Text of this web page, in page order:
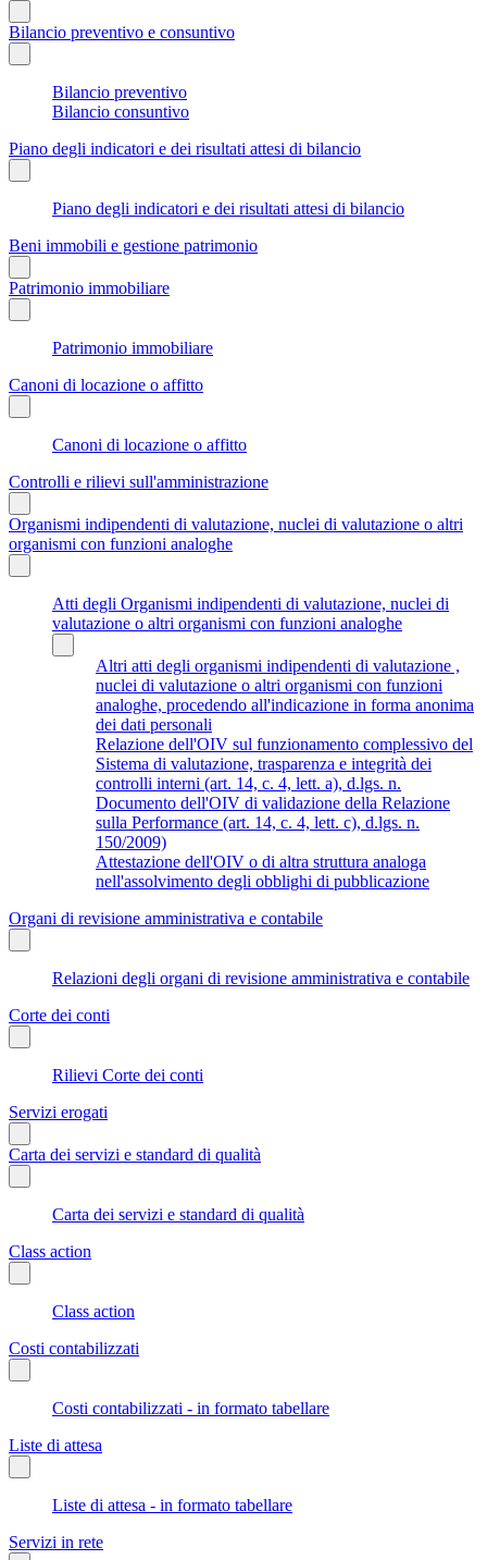
Bilancio preventivo e consuntivo
Bilancio preventivo
Bilancio consuntivo
Piano degli indicatori e dei risultati attesi di bilancio
Piano degli indicatori e dei risultati attesi di bilancio
Beni immobili e gestione patrimonio
Patrimonio immobiliare
Patrimonio immobiliare
Canoni di locazione o affitto
Canoni di locazione o affitto
Controlli e rilievi sull'amministrazione
Organismi indipendenti di valutazione, nuclei di valutazione o altri
organismi con funzioni analoghe
Atti degli Organismi indipendenti di valutazione, nuclei di
valutazione o altri organismi con funzioni analoghe
Altri atti degli organismi indipendenti di valutazione ,
nuclei di valutazione o altri organismi con funzioni
analoghe, procedendo all'indicazione in forma anonima
dei dati personali
Relazione dell'OIV sul funzionamento complessivo del
Sistema di valutazione, trasparenza e integrità dei
controlli interni (art. 14, c. 4, lett. a), d.lgs. n.
Documento dell'OIV di validazione della Relazione
sulla Performance (art. 14, c. 4, lett. c), d.lgs. n.
150/2009)
Attestazione dell'OIV o di altra struttura analoga
nell'assolvimento degli obblighi di pubblicazione
Organi di revisione amministrativa e contabile
Relazioni degli organi di revisione amministrativa e contabile
Corte dei conti
Rilievi Corte dei conti
Servizi erogati
Carta dei servizi e standard di qualità
Carta dei servizi e standard di qualità
Class action
Class action
Costi contabilizzati
Costi contabilizzati - in formato tabellare
Liste di attesa
Liste di attesa - in formato tabellare
Servizi in rete